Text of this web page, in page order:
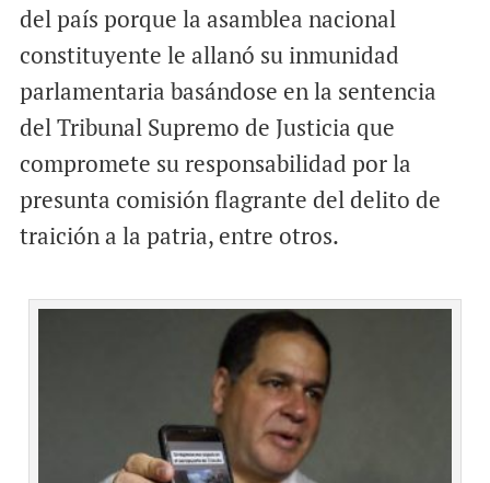
del país porque la asamblea nacional
constituyente le allanó su inmunidad
parlamentaria basándose en la sentencia
del Tribunal Supremo de Justicia que
compromete su responsabilidad por la
presunta comisión flagrante del delito de
traición a la patria, entre otros.